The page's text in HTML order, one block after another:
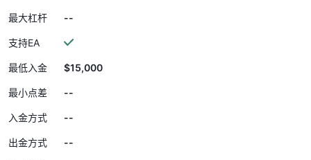
最大杠杆 --
支持EA
最低入金 $15,000
最小点差 --
入金方式 --
出金方式 --